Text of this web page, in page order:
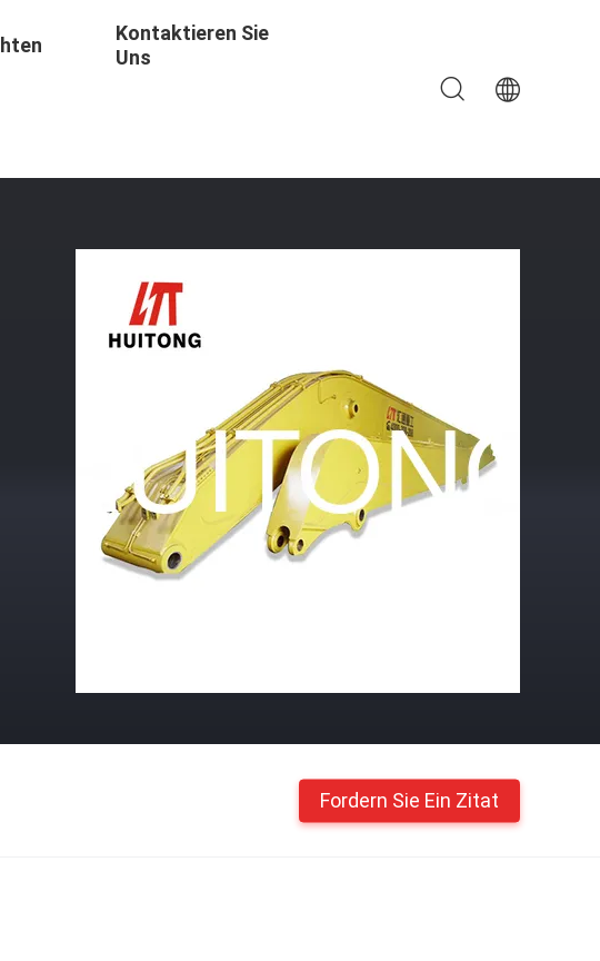
Kontaktieren Sie
Uns
Fordern Sie Ein Zitat